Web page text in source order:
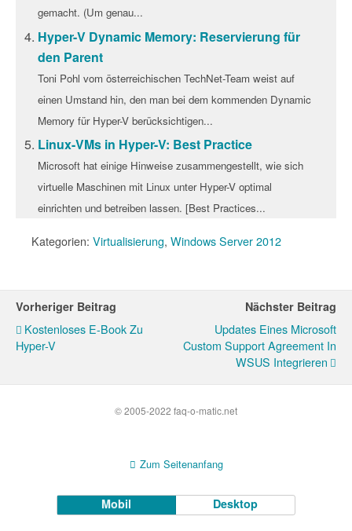
gemacht. (Um genau...
Hyper-V Dynamic Memory: Reservierung für
den Parent
Toni Pohl vom österreichischen TechNet-Team weist auf
einen Umstand hin, den man bei dem kommenden Dynamic
Memory für Hyper-V berücksichtigen...
Linux-VMs in Hyper-V: Best Practice
Microsoft hat einige Hinweise zusammengestellt, wie sich
virtuelle Maschinen mit Linux unter Hyper-V optimal
einrichten und betreiben lassen. [Best Practices...
Kategorien: Virtualisierung, Windows Server 2012
Vorheriger Beitrag
Kostenloses E-Book Zu
Hyper-V
Nächster Beitrag
Updates Eines Microsoft
Custom Support Agreement In
WSUS Integrieren
© 2005-2022 faq-o-matic.net
Zum Seitenanfang
Mobil Desktop